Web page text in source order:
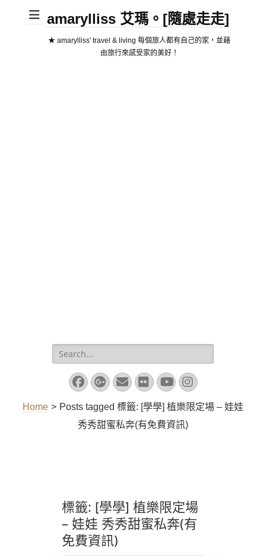
amarylliss 艾瑪。[隨處走走]
★ amarylliss' travel & living 每個旅人都有自己的家，並藉
由旅行來感受家的美好！
Search
for:
Facebook
Googleplus
EmailFlickrYouTube
Instagram
Home > Posts tagged 標籤: [學學] 植樂限定場 – 娃娃
秀秀甜蜜私奔(有免費資訊)
標籤: [學學] 植樂限定場
– 娃娃 秀秀甜蜜私奔(有
免費資訊)